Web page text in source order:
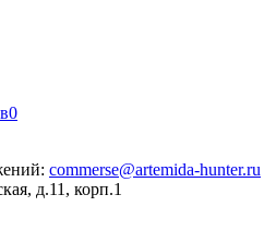
0
commerse@artemida-hunter.ru
д.11, корп.1